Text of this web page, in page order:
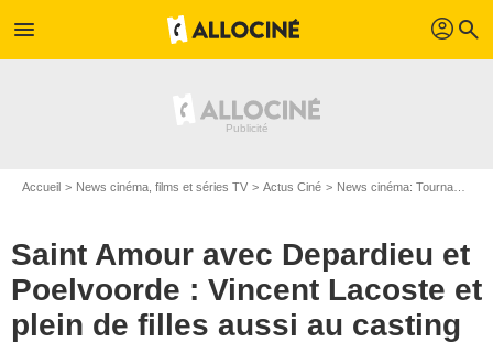
menu profil search
Accueil News cinéma, films et séries TV Actus Ciné News cinéma: Tournages
Saint Amour avec Depardieu et
Poelvoorde : Vincent Lacoste et
plein de filles aussi au casting